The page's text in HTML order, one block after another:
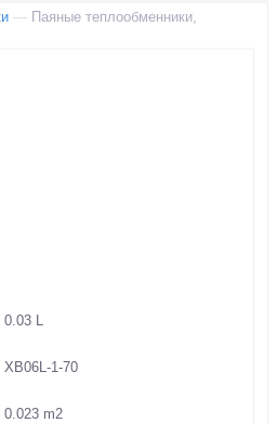
— Паяные теплообменники,
0.03 L
XB06L-1-70
0.023 m2